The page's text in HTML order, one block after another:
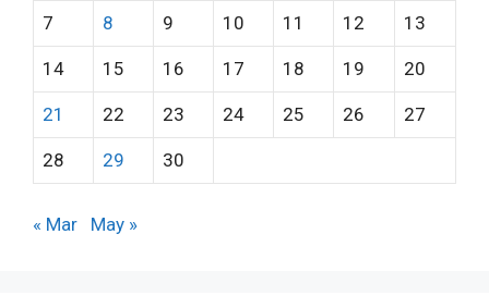
7 8 9 10 11 12 13
14 15 16 17 18 19 20
21 22 23 24 25 26 27
28 29 30
« Mar May »